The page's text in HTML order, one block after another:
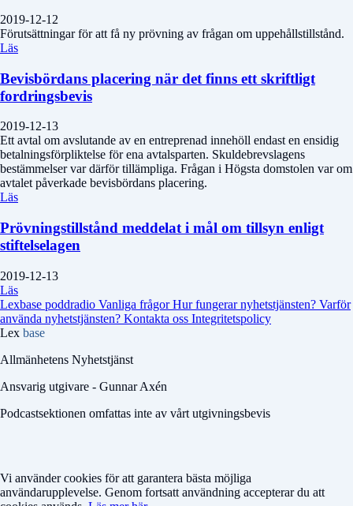
2019-12-12
Förutsättningar för att få ny prövning av frågan om uppehållstillstånd.
Läs
Bevisbördans placering när det finns ett skriftligt
fordringsbevis
2019-12-13
Ett avtal om avslutande av en entreprenad innehöll endast en ensidig
betalningsförpliktelse för ena avtalsparten. Skuldebrevslagens
bestämmelser var därför tillämpliga. Frågan i Högsta domstolen var om
avtalet påverkade bevisbördans placering.
Läs
Prövningstillstånd meddelat i mål om tillsyn enligt
stiftelselagen
2019-12-13
Läs
Lexbase poddradio Vanliga frågorHur fungerar nyhetstjänsten? Varför
använda nyhetstjänsten? Kontakta oss Integritetspolicy
Lex base
Allmänhetens Nyhetstjänst
Ansvarig utgivare - Gunnar Axén
Podcastsektionen omfattas inte av vårt utgivningsbevis
Vi använder cookies för att garantera bästa möjliga
användarupplevelse. Genom fortsatt användning accepterar du att